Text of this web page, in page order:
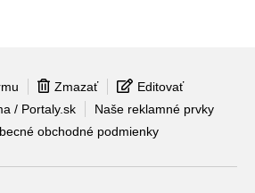
Zmazať
Editovať
/ Portaly.sk
Naše reklamné prvky
obchodné podmienky